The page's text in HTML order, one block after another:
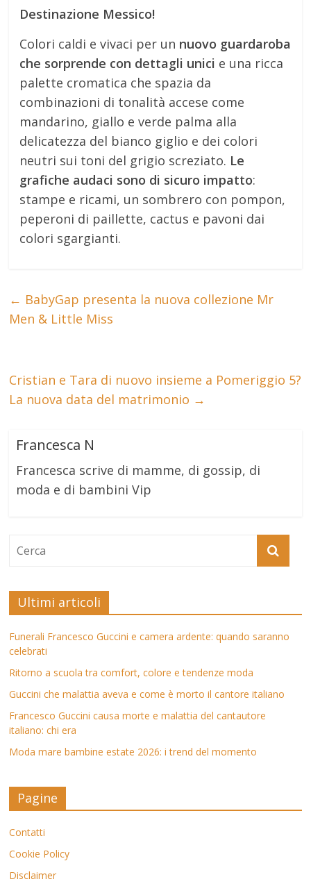
Destinazione Messico!
Colori caldi e vivaci per un nuovo guardaroba
che sorprende con dettagli unici e una ricca
palette cromatica che spazia da
combinazioni di tonalità accese come
mandarino, giallo e verde palma alla
delicatezza del bianco giglio e dei colori
neutri sui toni del grigio screziato. Le
grafiche audaci sono di sicuro impatto:
stampe e ricami, un sombrero con pompon,
peperoni di paillette, cactus e pavoni dai
colori sgargianti.
← BabyGap presenta la nuova collezione Mr
Men & Little Miss
Cristian e Tara di nuovo insieme a Pomeriggio 5?
La nuova data del matrimonio →
Francesca N
Francesca scrive di mamme, di gossip, di
moda e di bambini Vip
Ultimi articoli
Funerali Francesco Guccini e camera ardente: quando saranno
celebrati
Ritorno a scuola tra comfort, colore e tendenze moda
Guccini che malattia aveva e come è morto il cantore italiano
Francesco Guccini causa morte e malattia del cantautore
italiano: chi era
Moda mare bambine estate 2026: i trend del momento
Pagine
Contatti
Cookie Policy
Disclaimer